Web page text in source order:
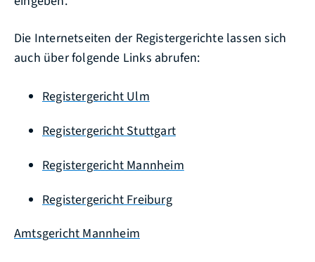
Die Internetseiten der Registergerichte lassen sich
auch über folgende Links abrufen:
Registergericht Ulm
Registergericht Stuttgart
Registergericht Mannheim
Registergericht Freiburg
Amtsgericht Mannheim